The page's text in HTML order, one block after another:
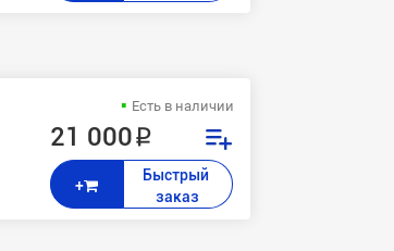
M551 (Enterprise 500
Есть в наличии
21 000 ₽
+
Быстрый
заказ